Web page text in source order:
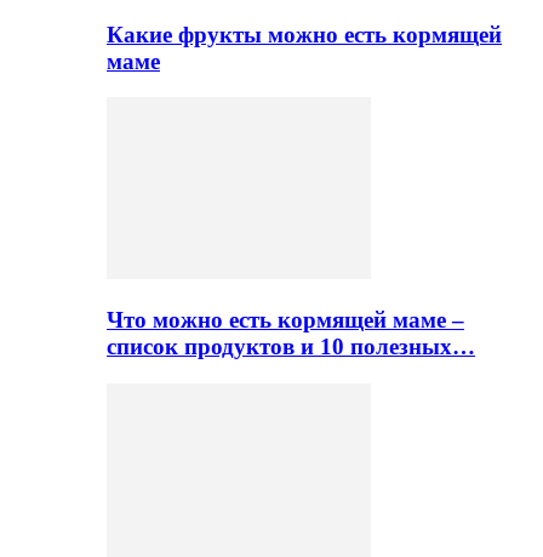
Какие фрукты можно есть кормящей
маме
Что можно есть кормящей маме –
список продуктов и 10 полезных…